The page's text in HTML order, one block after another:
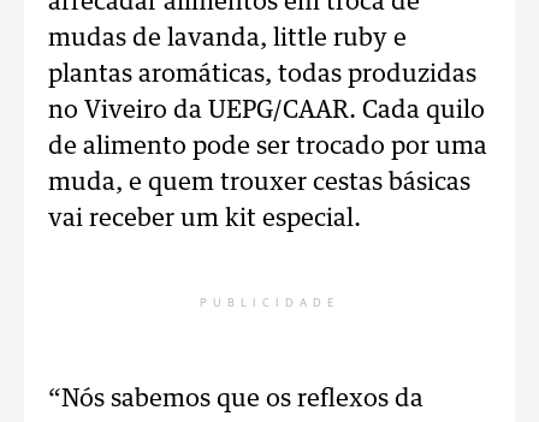
mudas de lavanda, little ruby e
plantas aromáticas, todas produzidas
no Viveiro da UEPG/CAAR. Cada quilo
de alimento pode ser trocado por uma
muda, e quem trouxer cestas básicas
vai receber um kit especial.
PUBLICIDADE
“Nós sabemos que os reflexos da